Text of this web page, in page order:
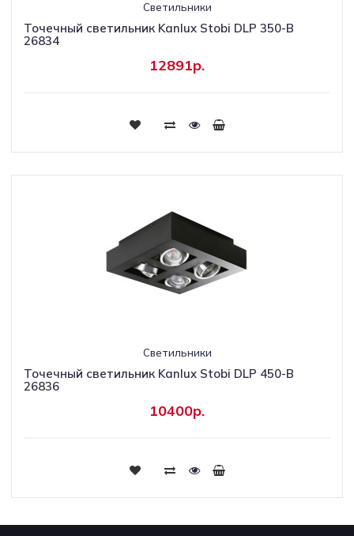
Светильники
Точечный светильник Kanlux Stobi DLP 350-B
26834
12891р.
Светильники
Точечный светильник Kanlux Stobi DLP 450-B
26836
10400р.